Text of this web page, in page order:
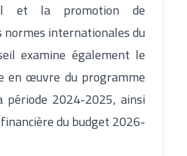
et la promotion de
normes internationales du
examine également le
en œuvre du programme
période 2024-2025, ainsi
du budget 2026-